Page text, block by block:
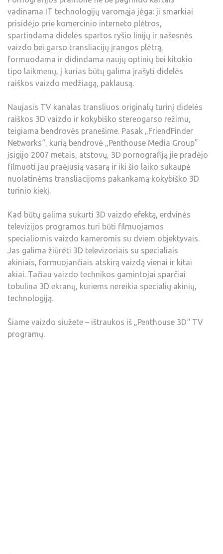
vadinama IT technologijų varomąja jėga: ji smarkiai
prisidėjo prie komercinio interneto plėtros,
spartindama didelės spartos ryšio linijų ir našesnės
vaizdo bei garso transliacijų įrangos plėtrą,
formuodama ir didindama naujų optinių bei kitokio
tipo laikmenų, į kurias būtų galima įrašyti didelės
raiškos vaizdo medžiagą, paklausą.
Naujasis TV kanalas transliuos originalų turinį didelės
raiškos 3D vaizdo ir kokybiško stereogarso režimu,
teigiama bendrovės pranešime. Pasak „FriendFinder
Networks“, kurią bendrovė „Penthouse Media Group”
įsigijo 2007 metais, atstovų, 3D pornografiją jie pradėjo
filmuoti jau praėjusią vasarą ir iki šio laiko sukaupė
nuolatinėms transliacijoms pakankamą kokybiško 3D
turinio kiekį.
Kad būtų galima sukurti 3D vaizdo efektą, erdvinės
televizijos programos turi būti filmuojamos
specialiomis vaizdo kameromis su dviem objektyvais.
Jas galima žiūrėti 3D televizoriais su specialiais
akiniais, formuojančiais atskirą vaizdą vienai ir kitai
akiai. Tačiau vaizdo technikos gamintojai sparčiai
tobulina 3D ekranų, kuriems nereikia specialių akinių,
technologiją.
Šiame vaizdo siužete – ištraukos iš „Penthouse 3D“ TV
programų.